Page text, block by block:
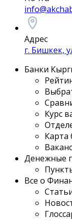
Адрес
г. Бишкек,
Банки
Курс
Карта
Денежные
Все о